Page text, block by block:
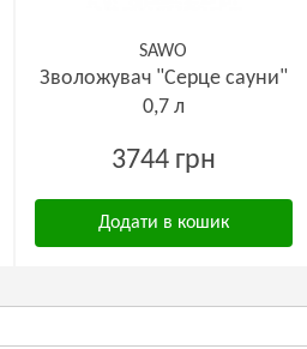
SAWO
Зволожувач "Серце сауни"
0,7 л
3744 грн
Додати в кошик